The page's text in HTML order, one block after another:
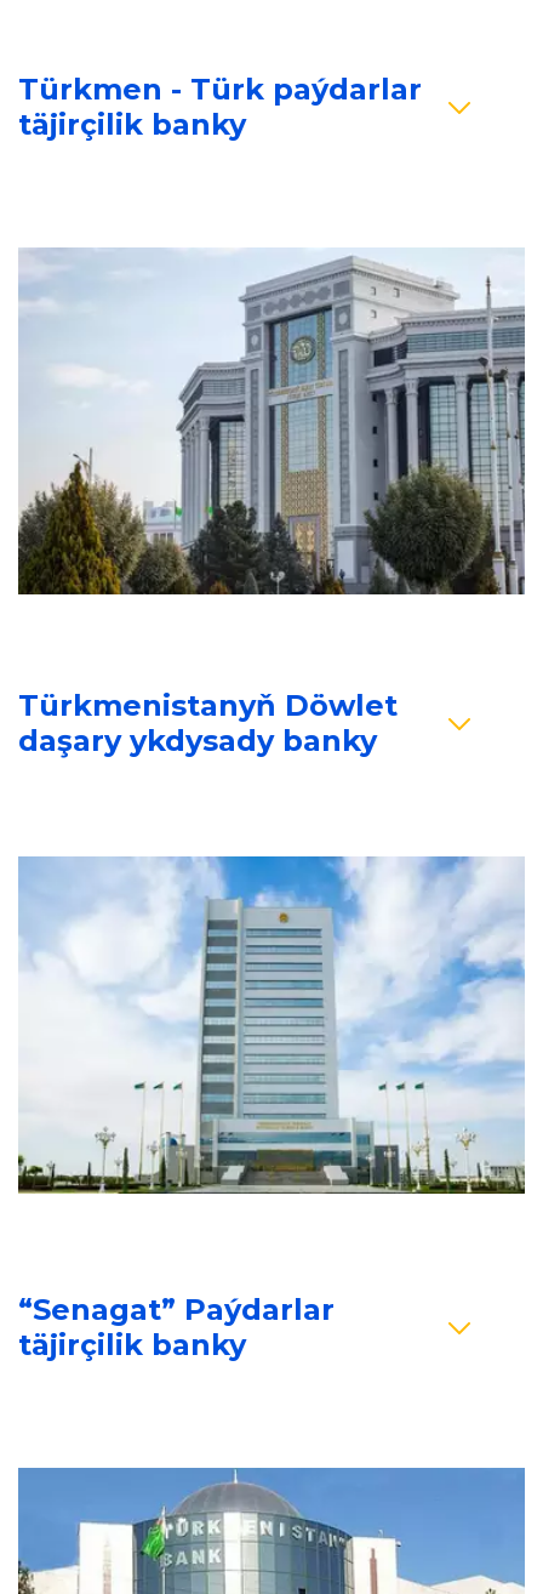
Türkmen - Türk paýdarlar
täjirçilik banky
Türkmenistanyň Döwlet
daşary ykdysady banky
“Senagat” Paýdarlar
täjirçilik banky